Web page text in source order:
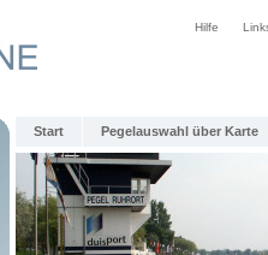
Hilfe
Start Pegelauswahl über Karte